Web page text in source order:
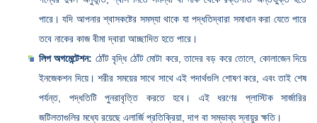
পারে। যদি আপনার শ্বাসকষ্টের সমস্যা থাকে যা পদ্ধতিদ্বারা সমাধান করা যেতে পারে
তবে নাকের কাজ বীমা দ্বারা আচ্ছাদিত হতে পারে।
লিপ অগমেন্টেশন: ঠোঁট বৃদ্ধি ঠোঁট মোটা করে, তাদের বড় করে তোলে, কোলাজেন দিয়ে
ইনজেকশন দিয়ে। শরীর সময়ের সাথে সাথে এই পদার্থগুলি শোষণ করে, এবং তাই শেষ
পর্যন্ত, পদ্ধতিটি পুনরাবৃত্তি করতে হবে। এই ধরণের প্লাস্টিক সার্জারির
জটিলতাগুলির মধ্যে রয়েছে এলার্জি প্রতিক্রিয়া, দাগ বা সম্ভাব্য স্নায়ুর ক্ষতি।